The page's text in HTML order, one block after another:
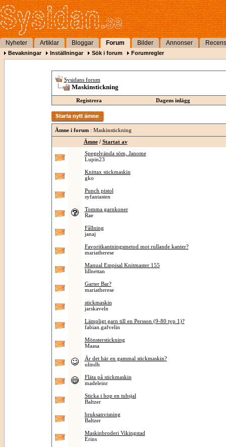
Nyheter Artiklar Bloggar Forum Bilder Annonser
Bevakningar Inställningar Sök i forum Forumregler
Sysidans forum
Maskinstickning
Registrera Dagens inlägg
Ämne i forum: Maskinstickning
Ämne/ Startat av
Spegelvända söm, Janome
Lupin23
Knittax stickmaskin
gko
Punch pistol
syfantasten
Tomma garnkoner
Rae
Fållning
janaj
Favoritkantningsmetod mot rullande kanter?
mariatherese
Manual Empisal Knitmaster 155
lillnettan
Garter Bar?
mariatherese
stickmaskin
jarskaveln
Lämpligt garn till en Persson (9-80 typ 1)?
fabian.gafvelin
Mönsterstickning
Maasa
Är det här en gammal stickmaskin?
ulindh
Fläta på stickmaskin
madeleinr
Sticka i hop en tubsjal
Baltzer
bruksanvisning
Baltzer
Maskinbroderi Vikingstad
Erins